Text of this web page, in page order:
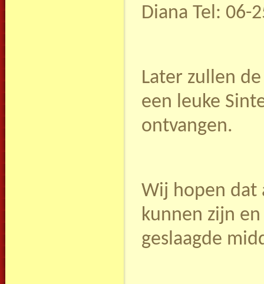
Diana Tel: 06-
Later zullen
een leuke
ontvangen.
Wij hopen dat
kunnen zijn
geslaagde